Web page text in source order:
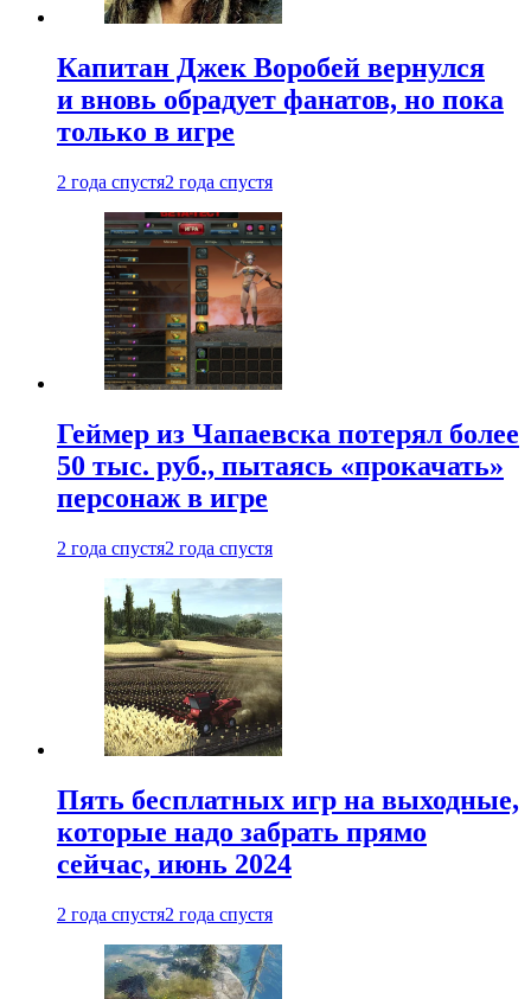
Капитан Джек Воробей вернулся
и вновь обрадует фанатов, но пока
только в игре
2 года спустя2 года спустя
Геймер из Чапаевска потерял более
50 тыс. руб., пытаясь «прокачать»
персонаж в игре
2 года спустя2 года спустя
Пять бесплатных игр на выходные,
которые надо забрать прямо
сейчас, июнь 2024
2 года спустя2 года спустя